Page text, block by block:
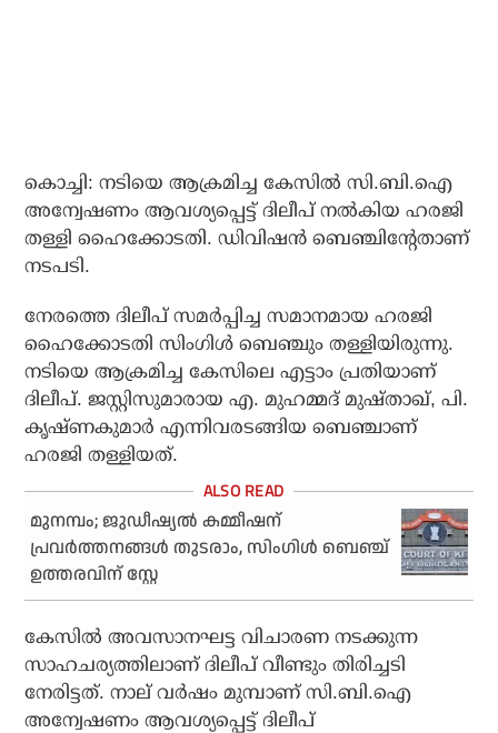
കൊച്ചി: നടിയെ ആക്രമിച്ച കേസില്‍ സി.ബി.ഐ
അന്വേഷണം ആവശ്യപ്പെട്ട് ദിലീപ് നല്‍കിയ ഹരജി
തള്ളി ഹൈക്കോടതി. ഡിവിഷന്‍ ബെഞ്ചിന്റേതാണ്
നടപടി.
നേരത്തെ ദിലീപ് സമര്‍പ്പിച്ച സമാനമായ ഹരജി
ഹൈക്കോടതി സിംഗിള്‍ ബെഞ്ചും തള്ളിയിരുന്നു.
നടിയെ ആക്രമിച്ച കേസിലെ എട്ടാം പ്രതിയാണ്
ദിലീപ്. ജസ്റ്റിസുമാരായ എ. മുഹമ്മദ് മുഷ്താഖ്, പി.
കൃഷ്ണകുമാര്‍ എന്നിവരടങ്ങിയ ബെഞ്ചാണ്
ഹരജി തള്ളിയത്.
മുനമ്പം; ജുഡീഷ്യല്‍ കമ്മീഷന്
പ്രവര്‍ത്തനങ്ങള്‍ തുടരാം, സിംഗിള്‍ ബെഞ്ച്
ഉത്തരവിന് സ്റ്റേ
കേസില്‍ അവസാനഘട്ട വിചാരണ നടക്കുന്ന
സാഹചര്യത്തിലാണ് ദിലീപ് വീണ്ടും തിരിച്ചടി
നേരിട്ടത്. നാല് വര്‍ഷം മുമ്പാണ് സി.ബി.ഐ
അന്വേഷണം ആവശ്യപ്പെട്ട് ദിലീപ്